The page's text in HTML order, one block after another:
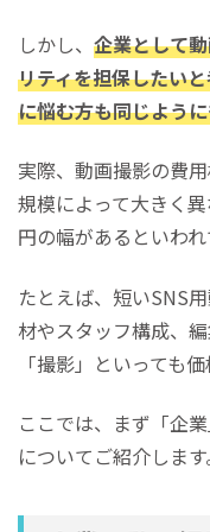
しかし、 企業として
リティを担保したい
に悩む方も同じよう
実際、動画撮影の費
規模によって大きく
円の幅があるといわれ
たとえば、短いSNS
材やスタッフ構成、
「撮影」といっても
ここでは、まず「企
についてご紹介します